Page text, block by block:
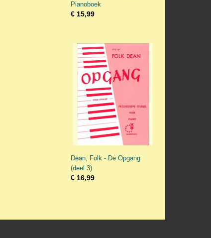
Pianoboek
€ 15,99
Dean, Folk - De Opgang
(deel 3)
€ 16,99